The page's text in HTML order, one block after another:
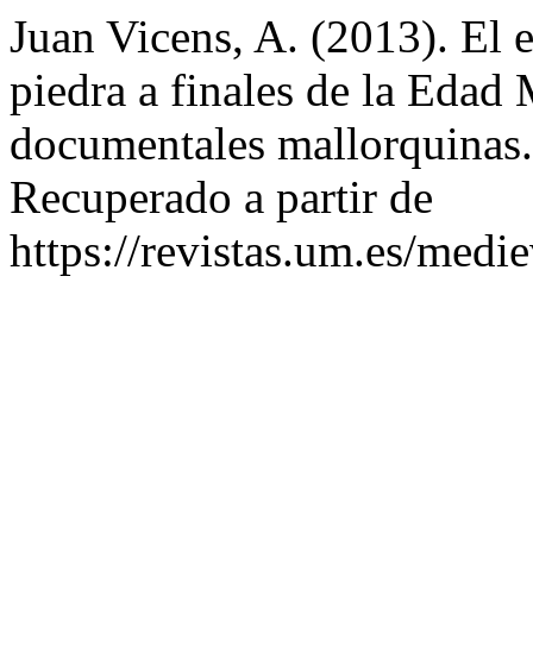
Juan Vicens, A. (2013). El
piedra a finales de la Edad
documentales
Recuperado a partir de
https://revistas.um.es/